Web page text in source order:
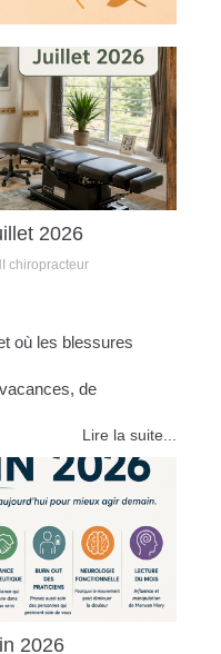
2026
chiropracteur
où les blessures
de
Lire la suite...
2026